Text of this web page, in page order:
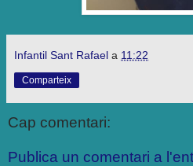
Infantil Sant Rafael a 11:22
Comparteix
Cap comentari:
Publica un comentari a